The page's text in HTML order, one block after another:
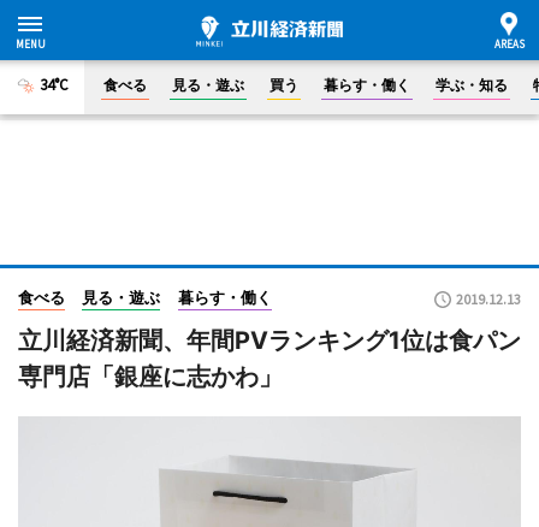
34°C 食べる 見る・遊ぶ 買う 暮らす・働く 学ぶ・知る
食べる 見る・遊ぶ 暮らす・働く 2019.12.13
立川経済新聞、年間PVランキング1位は食パン
専門店「銀座に志かわ」